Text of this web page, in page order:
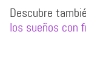
Descubre
los sueños con